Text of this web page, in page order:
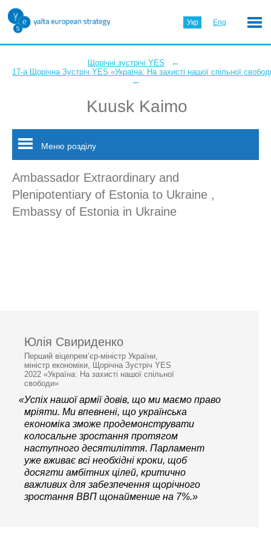
Укр Eng
Щорічні зустрічі YES ←
17-а Щорічна Зустріч YES «Україна: На захисті нашої спільної
←
Kuusk Kaimo
Меню розділу
Ambassador Extraordinary and
Plenipotentiary of Estonia to Ukraine ,
Embassy of Estonia in Ukraine
Юлія Свириденко
Перший віцепрем’єр-міністр України,
міністр економіки, Щорічна Зустріч YES
2022 «Україна: На захисті нашої спільної
свободи»
«Успіх нашої армії довів, що ми маємо право
мріяти. Ми впевнені, що українська
економіка зможе продемонструвати
колосальне зростання протягом
наступного десятиліття. Парламент
уже вживає всі необхідні кроки, щоб
досягти амбітних цілей, критично
важливих для забезпечення щорічного
зростання ВВП щонайменше на 7%.»